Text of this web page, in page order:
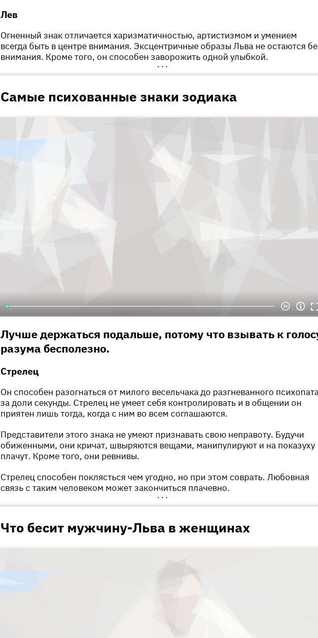
Лев
Огненный знак отличается харизматичностью, артистизмом и умением
всегда быть в центре внимания. Эксцентричные образы Льва не остаются
внимания. Кроме того, он способен заворожить одной улыбкой.
•••
Самые психованные знаки зодиака
Лучше держаться подальше, потому что взывать к
разума бесполезно.
Стрелец
Он способен разогнаться от милого весельчака до разгневанного
за доли секунды. Стрелец не умеет себя контролировать и в общении он
приятен лишь тогда, когда с ним во всем соглашаются.
Представители этого знака не умеют признавать свою неправоту. Будучи
обиженными, они кричат, швыряются вещами, манипулируют и на показуху
плачут. Кроме того, они ревнивы.
Стрелец способен поклясться чем угодно, но при этом соврать. Любовная
связь с таким человеком может закончиться плачевно.
•••
Что бесит мужчину-Льва в женщинах